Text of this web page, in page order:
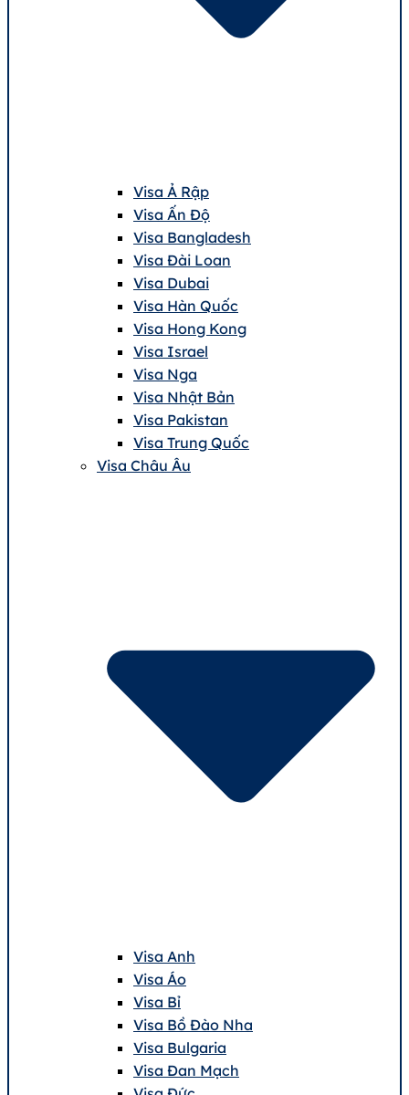
Visa Ả Rập
Visa Ấn Độ
Visa Bangladesh
Visa Đài Loan
Visa Dubai
Visa Hàn Quốc
Visa Hong Kong
Visa Israel
Visa Nga
Visa Nhật Bản
Visa Pakistan
Visa Trung Quốc
Visa Châu Âu
Visa Anh
Visa Áo
Visa Bỉ
Visa Bồ Đào Nha
Visa Bulgaria
Visa Đan Mạch